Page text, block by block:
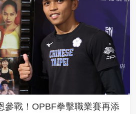
參戰！OPBF拳擊職業賽再添